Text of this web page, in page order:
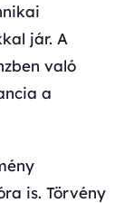
jár. A
való
a
is. Törvény